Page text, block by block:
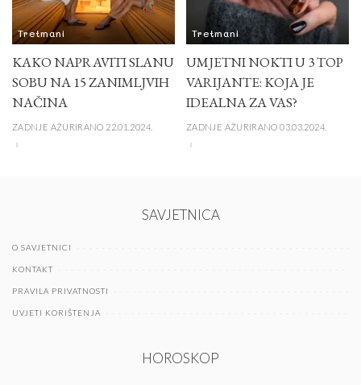
Tretmani
KAKO NAPRAVITI SLANU
SOBU NA 15 ZANIMLJVIH
NAČINA
ZADNJE AŽURIRANO 22.01.2024.
Tretmani
UMJETNI NOKTI U 3 TOP
VARIJANTE: KOJA JE
IDEALNA ZA VAS?
ZADNJE AŽURIRANO 03.03.2024.
SAVJETNICA
O SAVJETNICI
KONTAKT
PRAVILA PRIVATNOSTI
UVJETI KORIŠTENJA
HOROSKOP